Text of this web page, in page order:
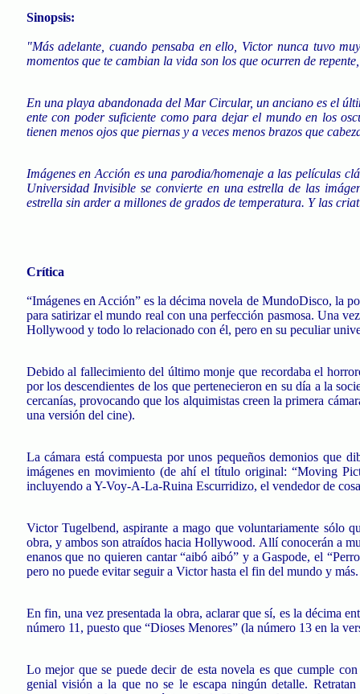
Sinopsis:
"Más adelante, cuando pensaba en ello, Victor nunca tuvo
momentos que te cambian la vida son los que ocurren de
En una playa abandonada del Mar Circular, un anciano es el
ente con poder suficiente como para dejar el mundo en los
tienen menos ojos que piernas y a veces menos brazos que
Imágenes en Acción es una parodia/homenaje a las películas
Universidad Invisible se convierte en una estrella de las
estrella sin arder a millones de grados de temperatura. Y las
Crítica
“Imágenes en Acción” es la décima novela de MundoDisco, la
para satirizar el mundo real con una perfección pasmosa. Una
Hollywood y todo lo relacionado con él, pero en su peculiar
Debido al fallecimiento del último monje que recordaba el
por los descendientes de los que pertenecieron en su día a la
cercanías, provocando que los alquimistas creen la primera
una versión del cine).
La cámara está compuesta por unos pequeños demonios que
imágenes en movimiento (de ahí el título original: “Moving
incluyendo a Y-Voy-A-La-Ruina Escurridizo, el vendedor de
Victor Tugelbend, aspirante a mago que voluntariamente sólo
obra, y ambos son atraídos hacia Hollywood. Allí conocerán a
enanos que no quieren cantar “aibó aibó” y a Gaspode, el
pero no puede evitar seguir a Victor hasta el fin del mundo y más.
En fin, una vez presentada la obra, aclarar que sí, es la décima
número 11, puesto que “Dioses Menores” (la número 13 en la
Lo mejor que se puede decir de esta novela es que cumple
genial visión a la que no se le escapa ningún detalle.